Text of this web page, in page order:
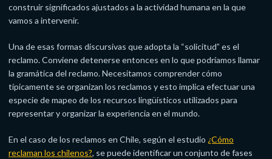
construir significados ajustados a la actividad humana en la que
vamos a intervenir.
Una de esas formas discursivas que adopta la “solicitud” es el
reclamo. Conviene detenerse entonces en lo que podríamos llamar
la gramática del reclamo. Necesitamos comprender cómo
típicamente se organizan los reclamos y esto implica efectuar una
especie de mapeo de los recursos lingüísticos utilizados para
representar y organizar la experiencia en el mundo.
En el caso de los reclamos en Chile, según el estudio ¿Cómo
reclaman los chilenos?, se puede identificar un conjunto de fases